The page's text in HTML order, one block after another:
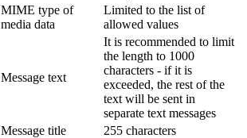
MIME type of
media data
Limited to the list of
allowed values
Message text
It is recommended to limit
the length to 1000
characters - if it is
exceeded, the rest of the
text will be sent in
separate text messages
Message title
255 characters